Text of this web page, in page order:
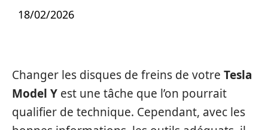
18/02/2026
Changer les disques de freins de votre Tesla
Model Y est une tâche que l’on pourrait
qualifier de technique. Cependant, avec les